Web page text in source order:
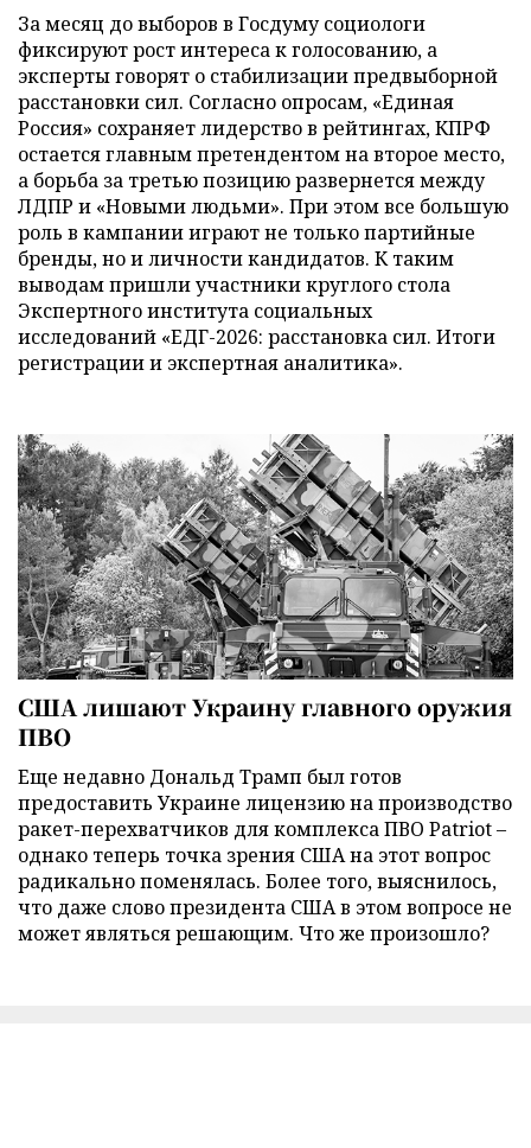
За месяц до выборов в Госдуму социологи
фиксируют рост интереса к голосованию, а
эксперты говорят о стабилизации предвыборной
расстановки сил. Согласно опросам, «Единая
Россия» сохраняет лидерство в рейтингах, КПРФ
остается главным претендентом на второе место,
а борьба за третью позицию развернется между
ЛДПР и «Новыми людьми». При этом все большую
роль в кампании играют не только партийные
бренды, но и личности кандидатов. К таким
выводам пришли участники круглого стола
Экспертного института социальных
исследований «ЕДГ-2026: расстановка сил. Итоги
регистрации и экспертная аналитика».
США лишают Украину главного оружия
ПВО
Еще недавно Дональд Трамп был готов
предоставить Украине лицензию на производство
ракет-перехватчиков для комплекса ПВО Patriot –
однако теперь точка зрения США на этот вопрос
радикально поменялась. Более того, выяснилось,
что даже слово президента США в этом вопросе не
может являться решающим. Что же произошло?